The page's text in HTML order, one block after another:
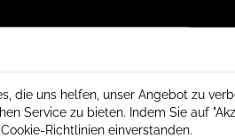
Heizkörperzubehör
die uns helfen, unser Angebot zu
Service zu bieten. Indem Sie auf
Richtlinien einverstanden.